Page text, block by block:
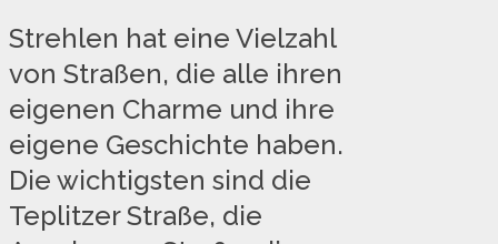
Strehlen hat eine Vielzahl
von Straßen, die alle ihren
eigenen Charme und ihre
eigene Geschichte haben.
Die wichtigsten sind die
Teplitzer Straße, die